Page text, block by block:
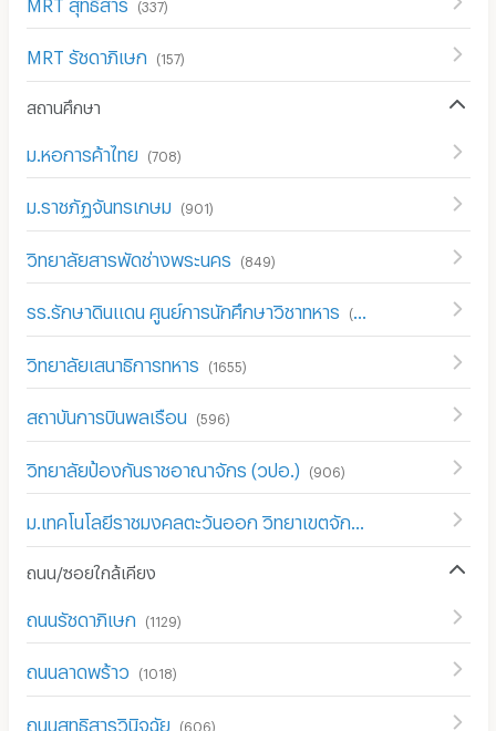
(337)
MRT รัชดาภิเษก (157)
สถานศึกษา
ม.หอการค้าไทย (708)
ม.ราชภัฏจันทรเกษม (901)
วิทยาลัยสารพัดช่างพระนคร (849)
รร.รักษาดินแดน ศูนย์การนักศึกษาวิชาทหาร (511
วิทยาลัยเสนาธิการทหาร (1655)
สถาบันการบินพลเรือน (596)
วิทยาลัยป้องกันราชอาณาจักร (วปอ.) (906)
ถนน/ซอยใกล้เคียง
ถนนรัชดาภิเษก (1129)
ถนนลาดพร้าว (1018)
ถนนสุทธิสารวินิจฉัย (606)